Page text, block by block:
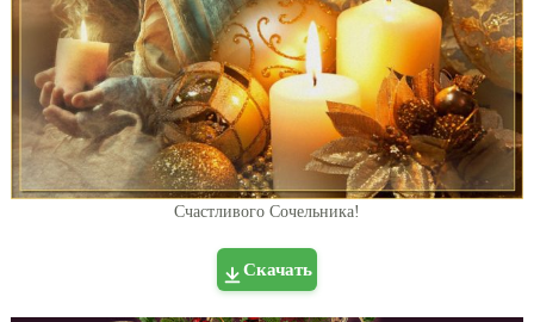
Счастливого Сочельника!
Скачать